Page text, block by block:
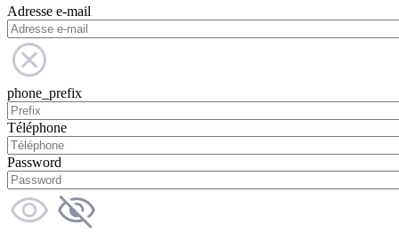
Adresse e-mail
phone_prefix
Téléphone
Password